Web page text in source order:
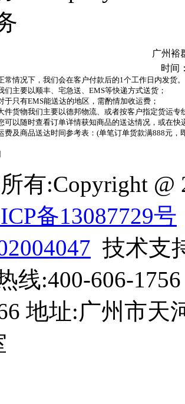
广州裕
时间
常情况下，我们会在客户付款后的1个工作日内发货。
主要以顺丰、宅急送、EMS等快递方式送货；
只有EMS能送达的地区，需酌情加收运费；
件货物我们主要以德邦物流、或者按客户指定货运专
可以随时查看订单详情获知商品的送达情况，或在快
费及商品送达时间参考表：(单笔订单货款满888元，
有:Copyright @
备13087729号
技术支
线:400-606-
地址:广州市天